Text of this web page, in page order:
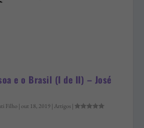
e o Brasil (I de II) – José
Filho|out 18, 2019| Artigos |